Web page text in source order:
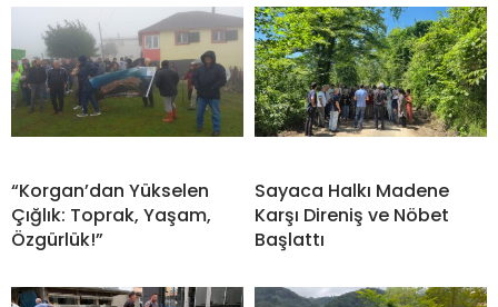
“Korgan’dan Yükselen
Çığlık: Toprak, Yaşam,
Özgürlük!”
Sayaca Halkı Madene
Karşı Direniş ve Nöbet
Başlattı